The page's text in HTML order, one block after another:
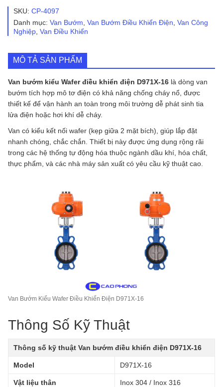
Wafer
Khiển
Điện
16
số
lượng
SKU: CP-4097
Danh mục: Van Bướm, Van Bướm Điều Khiển Điện, Van Công
Nghiệp, Van Điều Khiển
MÔ TẢ SẢN PHẨM
Van bướm kiểu Wafer điều khiển điện D971X-16 là dòng van
bướm tích hợp mô tơ điện có khả năng chống cháy nổ, được
thiết kế để vận hành an toàn trong môi trường dễ phát sinh tia
lửa điện hoặc hơi khí dễ cháy.
Van có kiểu kết nối wafer (kẹp giữa 2 mặt bích), giúp lắp đặt
nhanh chóng, chắc chắn. Thiết bị này được ứng dụng rộng rãi
trong các hệ thống tự động hóa thuộc ngành dầu khí, hóa chất,
thực phẩm, và các nhà máy sản xuất có yêu cầu kỹ thuật cao.
Van Bướm Kiểu Wafer Điều Khiển Điện D971X-16
Thông Số Kỹ Thuật
Thông số kỹ thuật Van bướm điều khiển điện D971X-16
Model D971X-16
Vật liệu thân Inox 304 / Inox 316